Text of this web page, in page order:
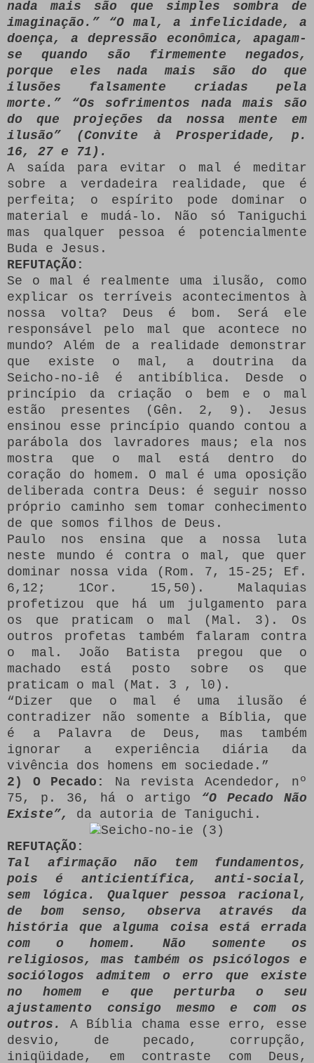
nada mais são que simples sombra de
imaginação.” “O mal, a infelicidade, a
doença, a depressão econômica, apagam-
se quando são firmemente negados,
porque eles nada mais são do que
ilusões falsamente criadas pela
morte.” “Os sofrimentos nada mais são
do que projeções da nossa mente em
ilusão” (Convite à Prosperidade, p.
16, 27 e 71).
A saída para evitar o mal é meditar
sobre a verdadeira realidade, que é
perfeita; o espírito pode dominar o
material e mudá-lo. Não só Taniguchi
mas qualquer pessoa é potencialmente
Buda e Jesus.
REFUTAÇÃO:
Se o mal é realmente uma ilusão, como
explicar os terríveis acontecimentos à
nossa volta? Deus é bom. Será ele
responsável pelo mal que acontece no
mundo? Além de a realidade demonstrar
que existe o mal, a doutrina da
Seicho-no-iê é antibíblica. Desde o
princípio da criação o bem e o mal
estão presentes (Gên. 2, 9). Jesus
ensinou esse princípio quando contou a
parábola dos lavradores maus; ela nos
mostra que o mal está dentro do
coração do homem. O mal é uma oposição
deliberada contra Deus: é seguir nosso
próprio caminho sem tomar conhecimento
de que somos filhos de Deus.
Paulo nos ensina que a nossa luta
neste mundo é contra o mal, que quer
dominar nossa vida (Rom. 7, 15-25; Ef.
6,12; 1Cor. 15,50). Malaquias
profetizou que há um julgamento para
os que praticam o mal (Mal. 3). Os
outros profetas também falaram contra
o mal. João Batista pregou que o
machado está posto sobre os que
praticam o mal (Mat. 3 , l0).
“Dizer que o mal é uma ilusão é
contradizer não somente a Bíblia, que
é a Palavra de Deus, mas também
ignorar a experiência diária da
vivência dos homens em sociedade.”
2) O Pecado: Na revista Acendedor, nº
75, p. 36, há o artigo “O Pecado Não
Existe”,
da autoria de Taniguchi.
REFUTAÇÃO:
Tal afirmação não tem fundamentos,
pois é anticientífica, anti-social,
sem lógica. Qualquer pessoa racional,
de bom senso, observa através da
história que alguma coisa está errada
com o homem. Não somente os
religiosos, mas também os psicólogos e
sociólogos admitem o erro que existe
no homem e que perturba o seu
ajustamento consigo mesmo e com os
outros.
A Bíblia chama esse erro, esse
desvio, de pecado, corrupção,
iniqüidade, em contraste com Deus,